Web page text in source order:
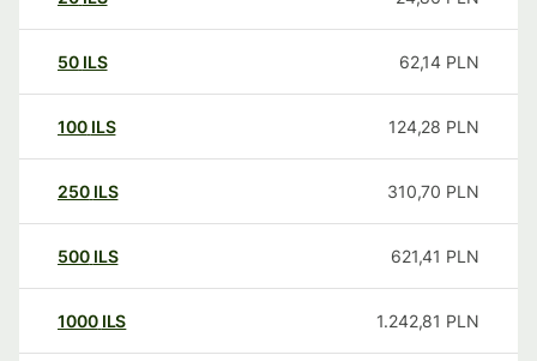
50 ILS 62,14 PLN
100 ILS 124,28 PLN
250 ILS 310,70 PLN
500 ILS 621,41 PLN
1000 ILS 1.242,81 PLN